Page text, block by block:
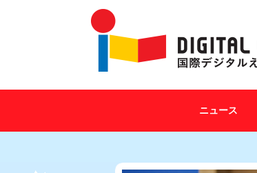
ニュース